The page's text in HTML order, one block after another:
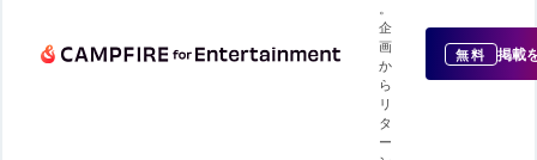
企
画
か
ら
リ
タ
ー
無料 掲載